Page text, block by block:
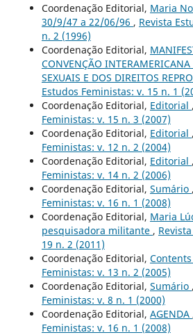
Coordenação Editorial, Maria
30/9/47 a 22/06/96 , Revista
n. 2 (1996)
Coordenação Editorial,
CONVENÇÃO
SEXUAIS E DOS DIREITOS
Estudos Feministas: v. 15 n. 1
Coordenação Editorial, Editorial ,
Feministas: v. 15 n. 3 (2007)
Coordenação Editorial, Editorial ,
Feministas: v. 12 n. 2 (2004)
Coordenação Editorial, Editorial ,
Feministas: v. 14 n. 2 (2006)
Coordenação Editorial, Sumário ,
Feministas: v. 16 n. 1 (2008)
Coordenação Editorial, Maria
pesquisadora militante ,
19 n. 2 (2011)
Coordenação Editorial, Contents
Feministas: v. 13 n. 2 (2005)
Coordenação Editorial, Sumário ,
Feministas: v. 8 n. 1 (2000)
Coordenação Editorial, AGENDA
Feministas: v. 16 n. 1 (2008)